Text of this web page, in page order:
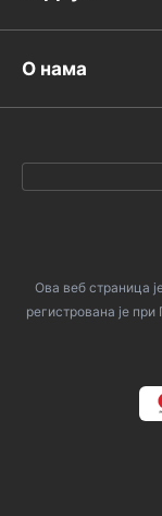
О нама
Ова веб страница
регистрована је